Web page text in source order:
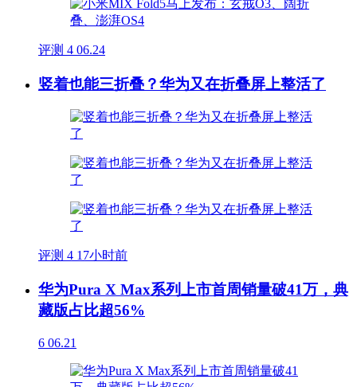
评测 4 06.24
竖着也能三折叠？华为又在折叠屏上整活了
评测 4 17小时前
华为Pura X Max系列上市首周销量破41万，典
藏版占比超56%
6 06.21